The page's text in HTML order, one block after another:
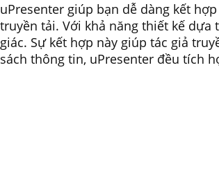
uPresenter giúp bạn dễ dàng kết
truyền tải. Với khả năng thiết kế dựa
giác. Sự kết hợp này giúp tác giả
sách thông tin, uPresenter đều tích